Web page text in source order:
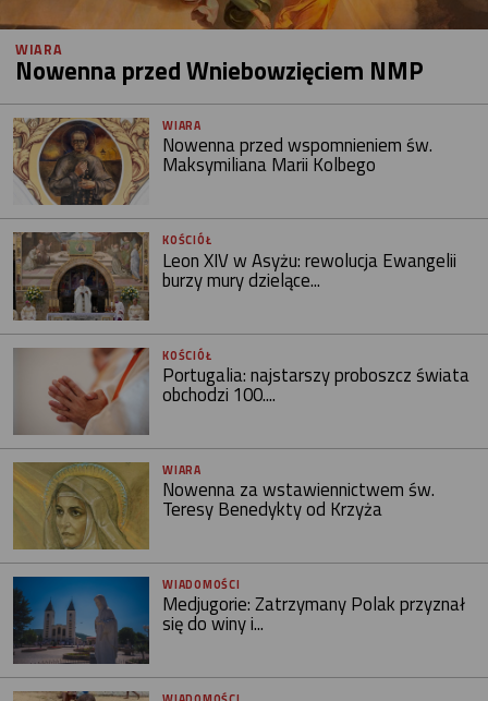
WIARA
Nowenna przed Wniebowzięciem NMP
WIARA
Nowenna przed wspomnieniem św.
Maksymiliana Marii Kolbego
KOŚCIÓŁ
Leon XIV w Asyżu: rewolucja Ewangelii
burzy mury dzielące...
KOŚCIÓŁ
Portugalia: najstarszy proboszcz świata
obchodzi 100....
WIARA
Nowenna za wstawiennictwem św.
Teresy Benedykty od Krzyża
WIADOMOŚCI
Medjugorie: Zatrzymany Polak przyznał
się do winy i...